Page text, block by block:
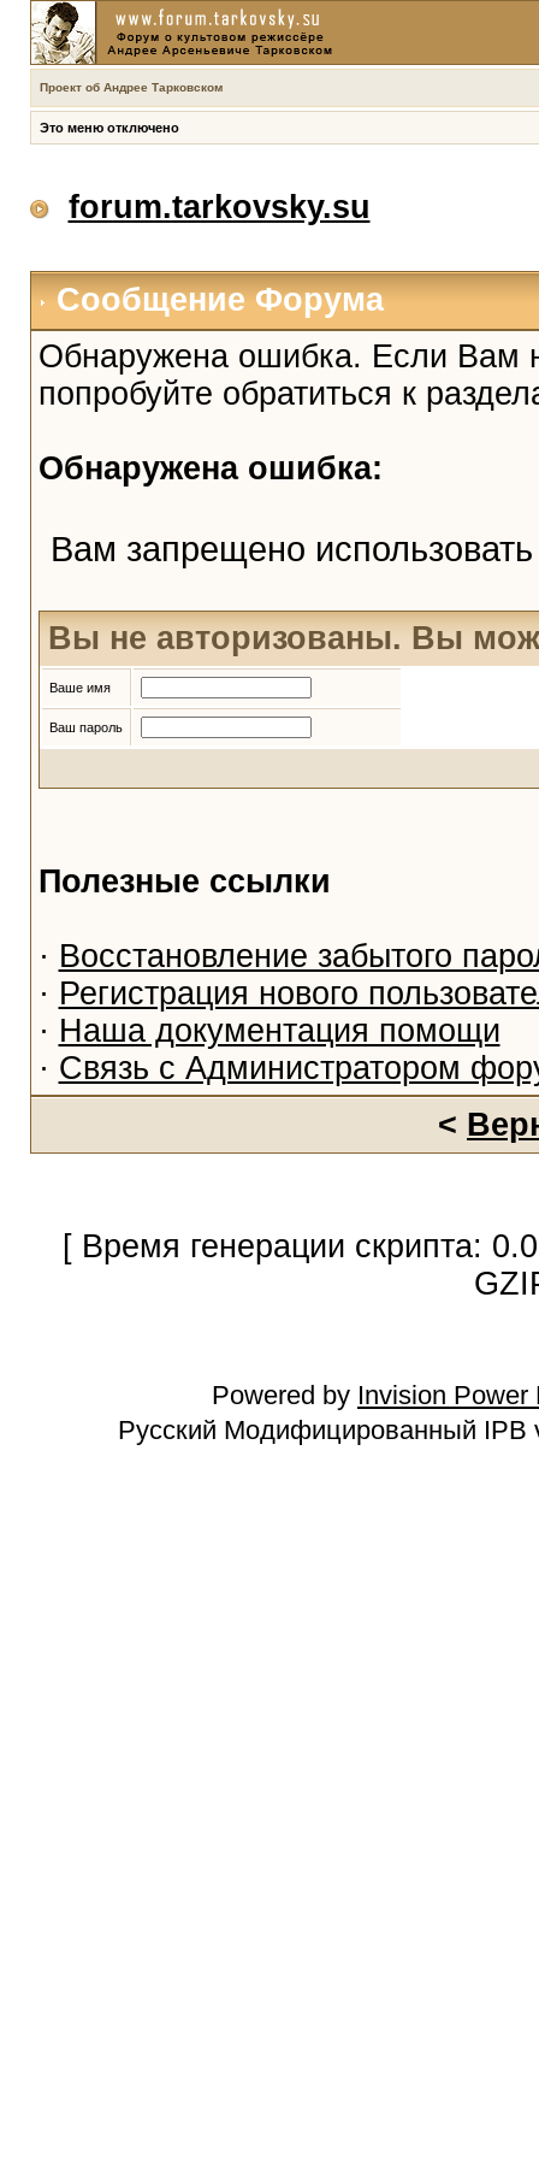
Проект об Андрее Тарковском
Это меню отключено
forum.tarkovsky.su
Сообщение Форума
Обнаружена ошибка. Если Вам
попробуйте обратиться к
Обнаружена ошибка:
Вам запрещено
Вы не авторизованы. Вы
Ваше имя
Ваш пароль
Полезные ссылки
· Восстановление забытого
· Регистрация нового
· Наша документация помощи
· Связь с Администратором
<
[ Время генерации скрипта:
Powered by Invision Power
Русский Модифицированный IPB